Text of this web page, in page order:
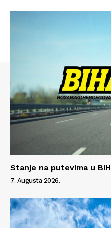
Stanje na putevima u BiH
7. Augusta 2026.